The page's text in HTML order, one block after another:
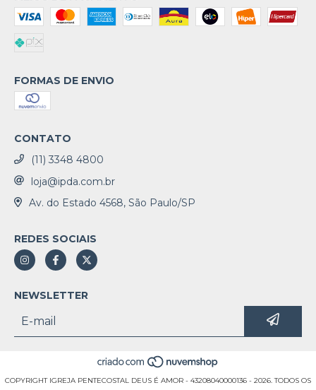
FORMAS DE ENVIO
CONTATO
(11) 3348 4800
loja@ipda.com.br
Av. do Estado 4568, São Paulo/SP
REDES SOCIAIS
NEWSLETTER
COPYRIGHT IGREJA PENTECOSTAL DEUS É AMOR - 43208040000136 - 2026. TODOS OS